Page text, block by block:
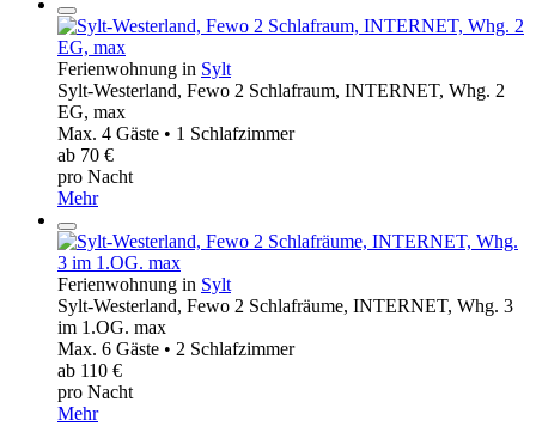
Ferienwohnung in Sylt
Sylt-Westerland, Fewo 2 Schlafraum, INTERNET, Whg. 2
EG, max
Max. 4 Gäste • 1 Schlafzimmer
ab 70 €
pro Nacht
Mehr
Ferienwohnung in Sylt
Sylt-Westerland, Fewo 2 Schlafräume, INTERNET, Whg. 3
im 1.OG. max
Max. 6 Gäste • 2 Schlafzimmer
ab 110 €
pro Nacht
Mehr